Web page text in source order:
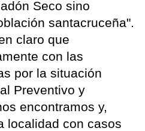
Seco sino
santacruceña".
claro que
con las
por la situación
Preventivo y
encontramos y,
localidad con casos